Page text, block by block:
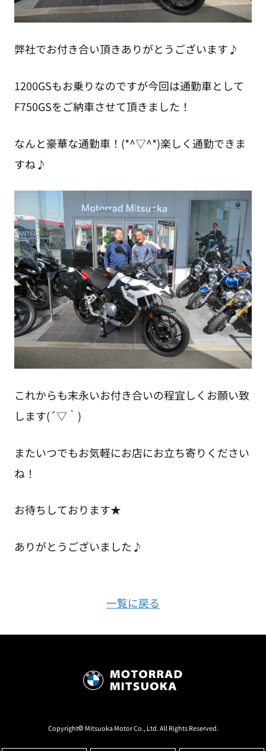
弊社でお付き合い頂きありがとうございます♪
1200GSもお乗りなのですが今回は通勤車として
F750GSをご納車させて頂きました！
なんと豪華な通勤車！(*^▽^*)楽しく通勤できま
すね♪
これからも末永いお付き合いの程宜しくお願い致
します(´▽｀)
またいつでもお気軽にお店にお立ち寄りください
ね！
お待ちしております★
ありがとうございました♪
一覧に戻る
Copyright© Mitsuoka Motor Co., Ltd. All Rights Reserved.